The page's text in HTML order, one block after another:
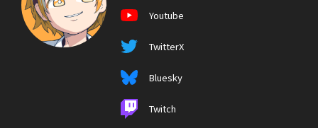
Youtube
TwitterX
Bluesky
Twitch